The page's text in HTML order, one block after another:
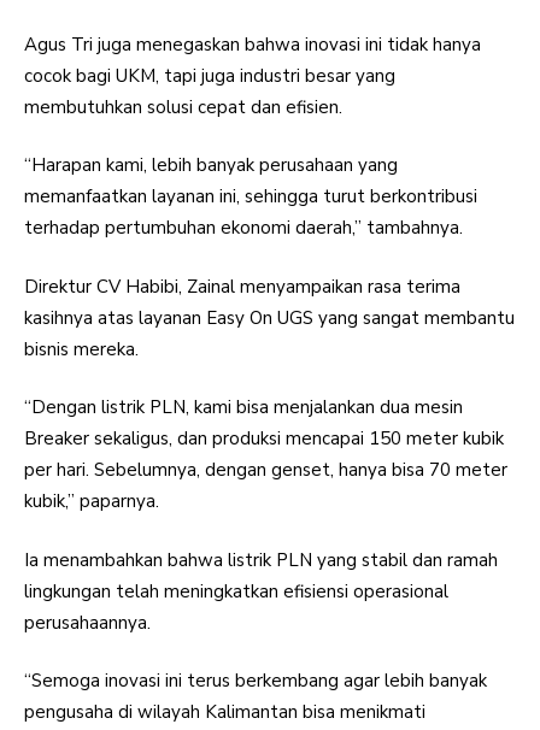
Agus Tri juga menegaskan bahwa inovasi ini tidak hanya
cocok bagi UKM, tapi juga industri besar yang
membutuhkan solusi cepat dan efisien.
“Harapan kami, lebih banyak perusahaan yang
memanfaatkan layanan ini, sehingga turut berkontribusi
terhadap pertumbuhan ekonomi daerah,” tambahnya.
Direktur CV Habibi, Zainal menyampaikan rasa terima
kasihnya atas layanan Easy On UGS yang sangat membantu
bisnis mereka.
“Dengan listrik PLN, kami bisa menjalankan dua mesin
Breaker sekaligus, dan produksi mencapai 150 meter kubik
per hari. Sebelumnya, dengan genset, hanya bisa 70 meter
kubik,” paparnya.
Ia menambahkan bahwa listrik PLN yang stabil dan ramah
lingkungan telah meningkatkan efisiensi operasional
perusahaannya.
“Semoga inovasi ini terus berkembang agar lebih banyak
pengusaha di wilayah Kalimantan bisa menikmati